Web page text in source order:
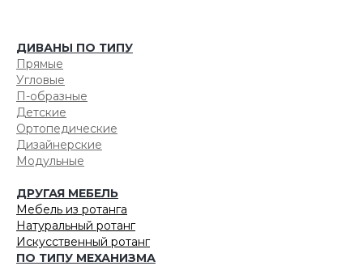
ДИВАНЫ ПО ТИПУ
Прямые
Угловые
П-образные
Детские
Ортопедические
Дизайнерские
Модульные
ДРУГАЯ МЕБЕЛЬ
Мебель из ротанга
Натуральный ротанг
Искусственный ротанг
ПО ТИПУ МЕХАНИЗМА